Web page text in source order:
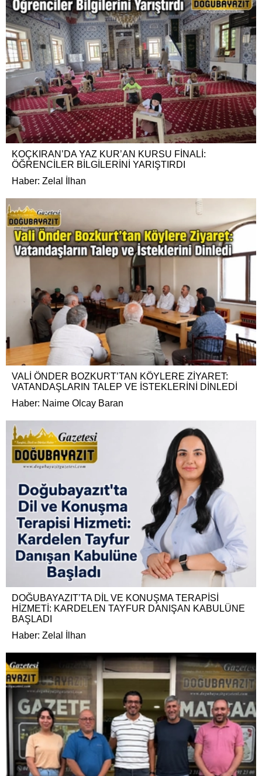
KOÇKIRAN’DA YAZ KUR’AN KURSU FİNALİ:
ÖĞRENCİLER BİLGİLERİNİ YARIŞTIRDI
Haber: Zelal İlhan
VALİ ÖNDER BOZKURT’TAN KÖYLERE ZİYARET:
VATANDAŞLARIN TALEP VE İSTEKLERİNİ DİNLEDİ
Haber: Naime Olcay Baran
DOĞUBAYAZIT’TA DİL VE KONUŞMA TERAPİSİ
HİZMETİ: KARDELEN TAYFUR DANIŞAN KABULÜNE
BAŞLADI
Haber: Zelal İlhan